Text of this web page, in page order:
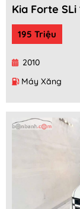
Kia Forte SLi
195 Triệu
2010
Máy Xăng